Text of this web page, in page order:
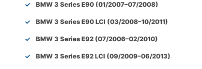
BMW 3 Series E90 (01/2007–07/2008)
BMW 3 Series E90 LCI (03/2008–10/2011)
BMW 3 Series E92 (07/2006–02/2010)
BMW 3 Series E92 LCI (09/2009–06/2013)